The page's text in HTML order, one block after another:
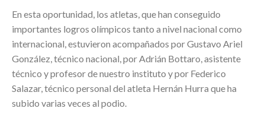
En esta oportunidad, los atletas, que han conseguido
importantes logros olímpicos tanto a nivel nacional como
internacional, estuvieron acompañados por Gustavo Ariel
González, técnico nacional, por Adrián Bottaro, asistente
técnico y profesor de nuestro instituto y por Federico
Salazar, técnico personal del atleta Hernán Hurra que ha
subido varias veces al podio.